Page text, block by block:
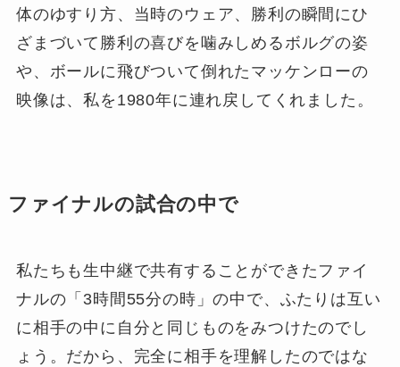
体のゆすり方、当時のウェア、勝利の瞬間にひ
ざまづいて勝利の喜びを噛みしめるボルグの姿
や、ボールに飛びついて倒れたマッケンローの
映像は、私を1980年に連れ戻してくれました。
ファイナルの試合の中で
私たちも生中継で共有することができたファイ
ナルの「3時間55分の時」の中で、ふたりは互い
に相手の中に自分と同じものをみつけたのでし
ょう。だから、完全に相手を理解したのではな